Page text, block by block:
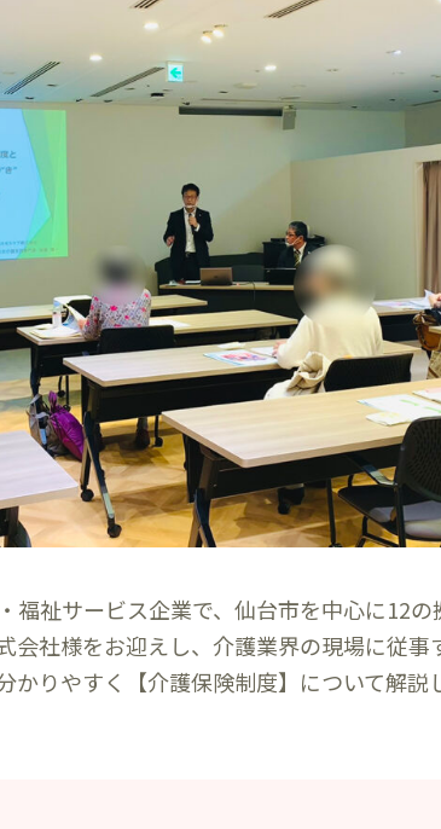
祉サービス企業で、 仙台市を中心に12の
会社様をお迎えし、介護業界の現場に従
りやすく【介護保険制度】について解説